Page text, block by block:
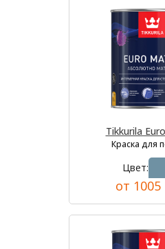
Tikkurila
Краска для
Цвет:
от 1005